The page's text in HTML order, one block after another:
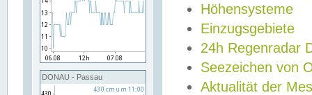
DONAU - Passau
Höhensysteme
Einzugsgebiete
24h Regenradar
Seezeichen von
Aktualität der